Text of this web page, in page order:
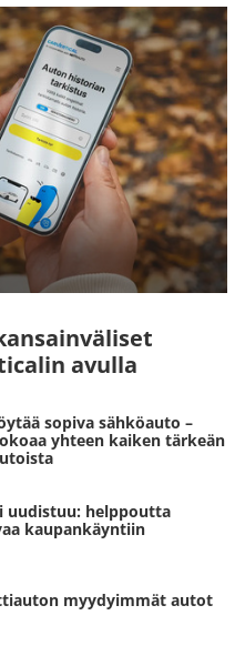
avulla
sopiva sähköauto –
yhteen kaiken tärkeän
uudistuu: helppoutta
kaupankäyntiin
myydyimmät autot